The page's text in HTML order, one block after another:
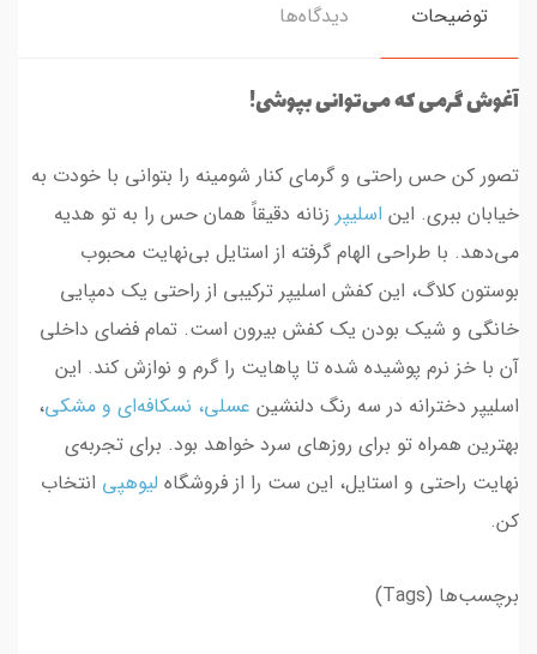
توضیحات دیدگاه‌ها
آغوش گرمی که می‌توانی بپوشی!
تصور کن حس راحتی و گرمای کنار شومینه را بتوانی با خودت به
خیابان ببری. این اسلیپر زنانه دقیقاً همان حس را به تو هدیه
می‌دهد. با طراحی الهام گرفته از استایل بی‌نهایت محبوب
بوستون کلاگ، این کفش اسلیپر ترکیبی از راحتی یک دمپایی
خانگی و شیک بودن یک کفش بیرون است. تمام فضای داخلی
آن با خز نرم پوشیده شده تا پاهایت را گرم و نوازش کند. این
اسلیپر دخترانه در سه رنگ دلنشین عسلی، نسکافه‌ای و مشکی،
بهترین همراه تو برای روزهای سرد خواهد بود. برای تجربه‌ی
نهایت راحتی و استایل، این ست را از فروشگاه لیوهپی انتخاب
کن.
برچسب‌ها (Tags)